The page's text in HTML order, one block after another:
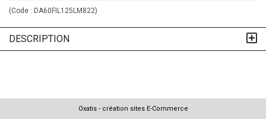
(Code : DA60FIL125LM822)
DESCRIPTION
Oxatis - création sites E-Commerce